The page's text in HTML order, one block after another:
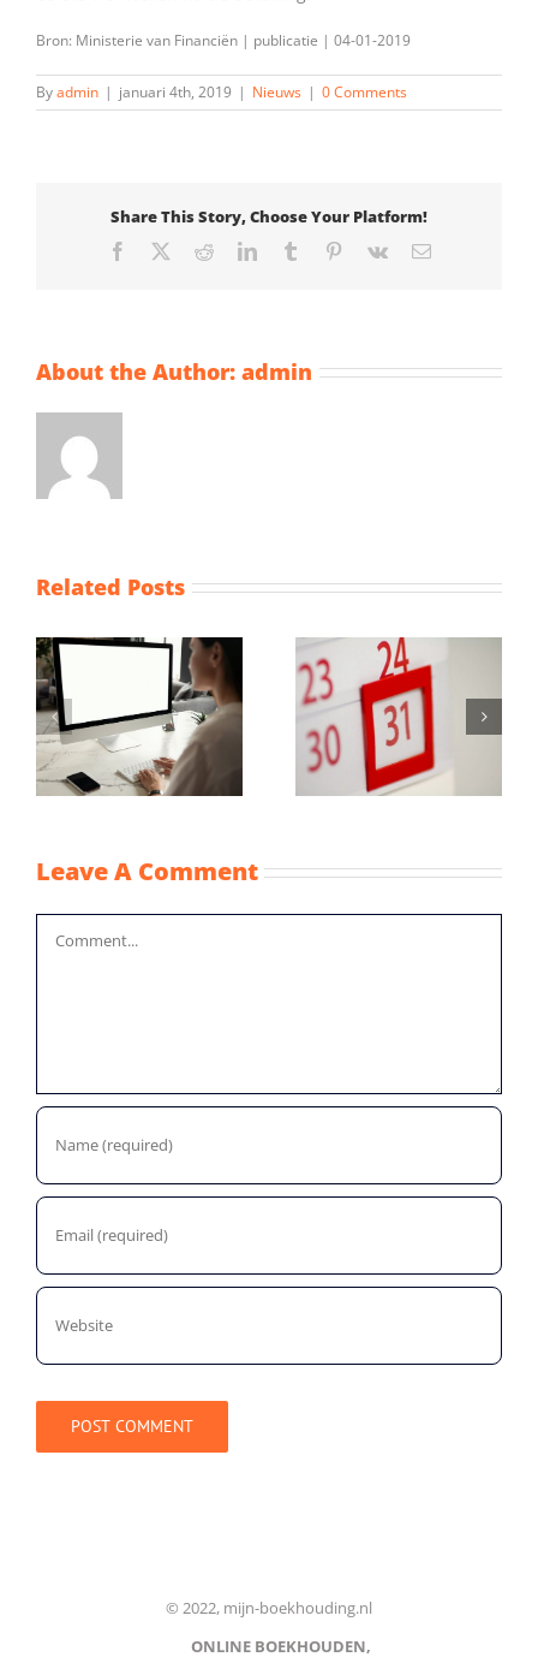
Bron: Ministerie van Financiën | publicatie | 04-01-2019
Byadmin | januari 4th, 2019 | Nieuws | 0 Comments
Share This Story, Choose Your Platform!
Facebook RedditLinkedInTumblr Pinterest
Vk Email
About the Author: admin
Related Posts
Vaststellingsaanvraag
NOW-1
Maximum
uurprijzen
2022
Leave A Comment
© 2022, mijn-boekhouding.nl
ONLINE BOEKHOUDEN,